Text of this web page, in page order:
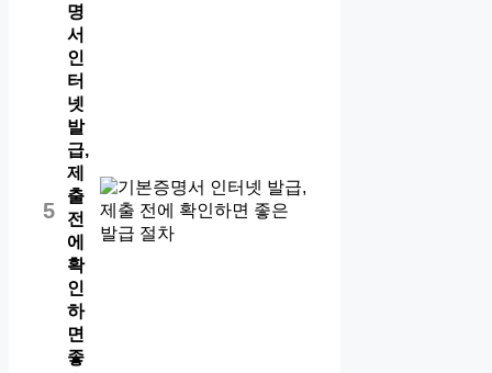
5
명
서
인
터
넷
발
급,
제
출
전
에
확
인
하
면
좋